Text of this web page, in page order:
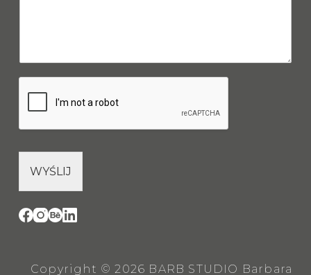
WYŚLIJ
Copyright © 2026 BARB STUDIO Barbara